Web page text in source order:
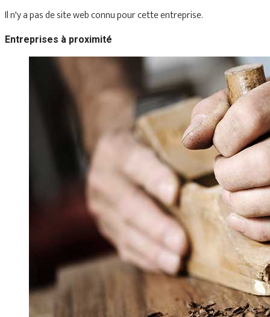
Il n'y a pas de site web connu pour cette entreprise.
Entreprises à proximité